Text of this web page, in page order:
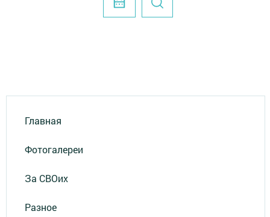
Главная
Фотогалереи
За СВОих
Разное